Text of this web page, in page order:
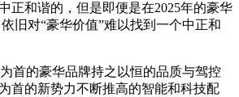
正和谐的，但是即便是在2025年的豪华
旧对“豪华价值”难以找到一个中正和
首的豪华品牌持之以恒的品质与驾控
首的新势力不断推高的智能和科技配